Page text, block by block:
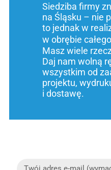
Siedziba firmy
na Śląsku – nie
to jednak w
w obrębie
Masz wiele
Daj nam wolną
wszystkim od
projektu,
i dostawę.